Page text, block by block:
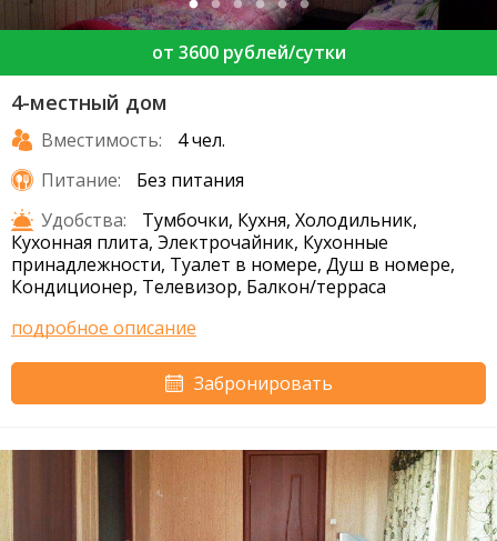
от 3600 рублей/сутки
4-местный дом
Вместимость:
4 чел.
Питание:
Без питания
Удобства:
Тумбочки, Кухня, Холодильник,
Кухонная плита, Электрочайник, Кухонные
принадлежности, Туалет в номере, Душ в номере,
Кондиционер, Телевизор, Балкон/терраса
подробное описание
Забронировать